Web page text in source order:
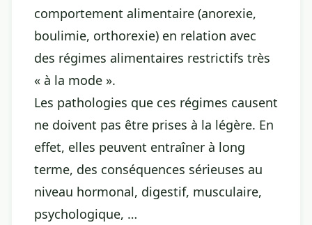
comportement alimentaire (anorexie,
boulimie, orthorexie) en relation avec
des régimes alimentaires restrictifs très
« à la mode ».
Les pathologies que ces régimes causent
ne doivent pas être prises à la légère. En
effet, elles peuvent entraîner à long
terme, des conséquences sérieuses au
niveau hormonal, digestif, musculaire,
psychologique, …